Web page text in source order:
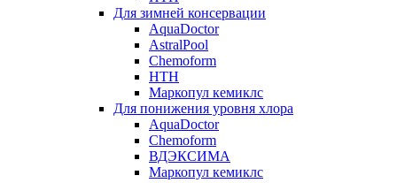
Для зимней консервации
AquaDoctor
AstralPool
Chemoform
HTH
Маркопул кемиклс
Для понижения уровня хлора
AquaDoctor
Chemoform
ВДЭКСИМА
Маркопул кемиклс